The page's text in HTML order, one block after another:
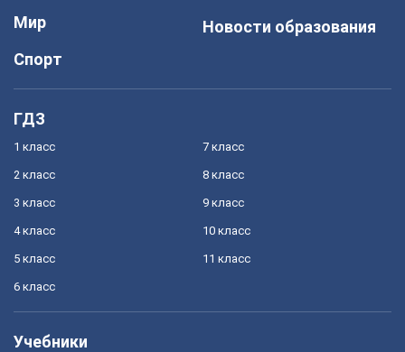
Мир
Спорт
Новости образования
ГДЗ
1 класс
2 класс
3 класс
4 класс
5 класс
6 класс
7 класс
8 класс
9 класс
10 класс
11 класс
Учебники